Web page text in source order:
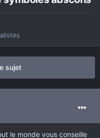
sujet
le monde vous conseille